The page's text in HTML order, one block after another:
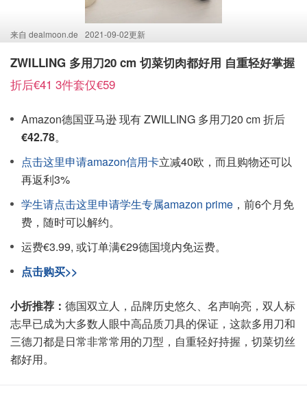
来自 dealmoon.de 2021-09-02更新
ZWILLING 多用刀20 cm 切菜切肉都好用 自重轻好掌握
折后€41 3件套仅€59
Amazon德国亚马逊 现有 ZWILLING 多用刀20 cm 折后
€42.78。
点击这里申请amazon信用卡立减40欧，而且购物还可以
再返利3%
学生请点击这里申请学生专属amazon prime ，前6个月免
费，随时可以解约。
运费€3.99, 或订单满€29德国境内免运费。
点击购买>>
小折推荐： 德国双立人，品牌历史悠久、名声响亮，双人标
志早已成为大多数人眼中高品质刀具的保证，这款多用刀和
三德刀都是日常非常常用的刀型，自重轻好持握，切菜切丝
都好用。